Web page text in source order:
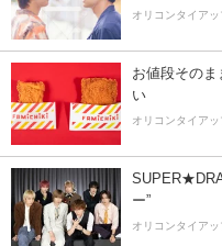
オリコンタイア
お値段その
い
オリコンタイア
ー”
オリコンタイア